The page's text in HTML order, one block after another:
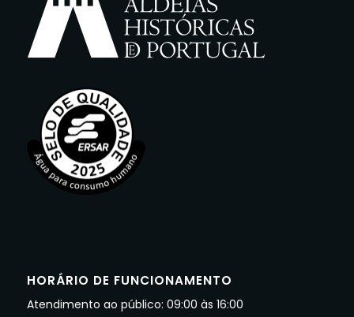
HORÁRIO DE FUNCIONAMENTO
Atendimento ao público: 09:00 às 16:00